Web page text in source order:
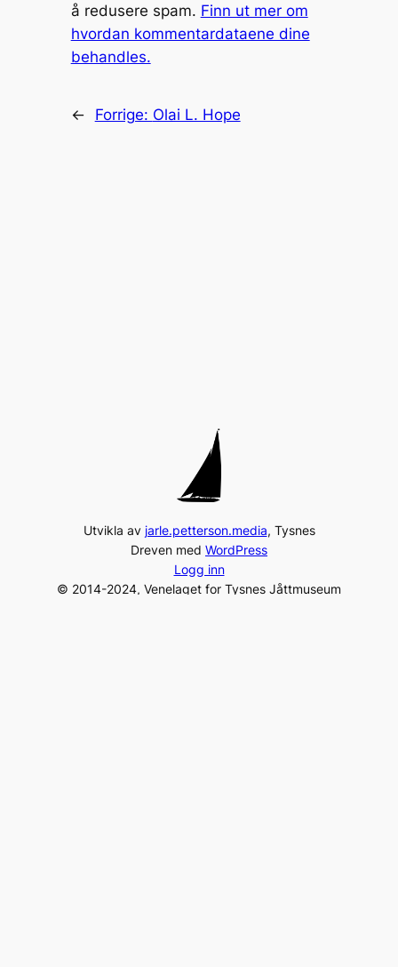
å redusere spam. Finn ut mer om
hvordan kommentardataene dine
behandles.
← Forrige: Olai L. Hope
Utvikla av jarle.petterson.media, Tysnes
Dreven med WordPress
Logg inn
© 2014-2024, Venelaget for Tysnes Jåttmuseum